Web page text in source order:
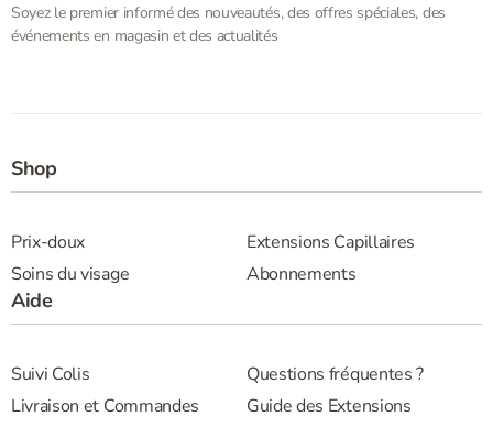
Soyez le premier informé des nouveautés, des offres spéciales, des
événements en magasin et des actualités
Shop
Prix-doux
Extensions Capillaires
Soins du visage
Abonnements
Aide
Suivi Colis
Questions fréquentes ?
Livraison et Commandes
Guide des Extensions